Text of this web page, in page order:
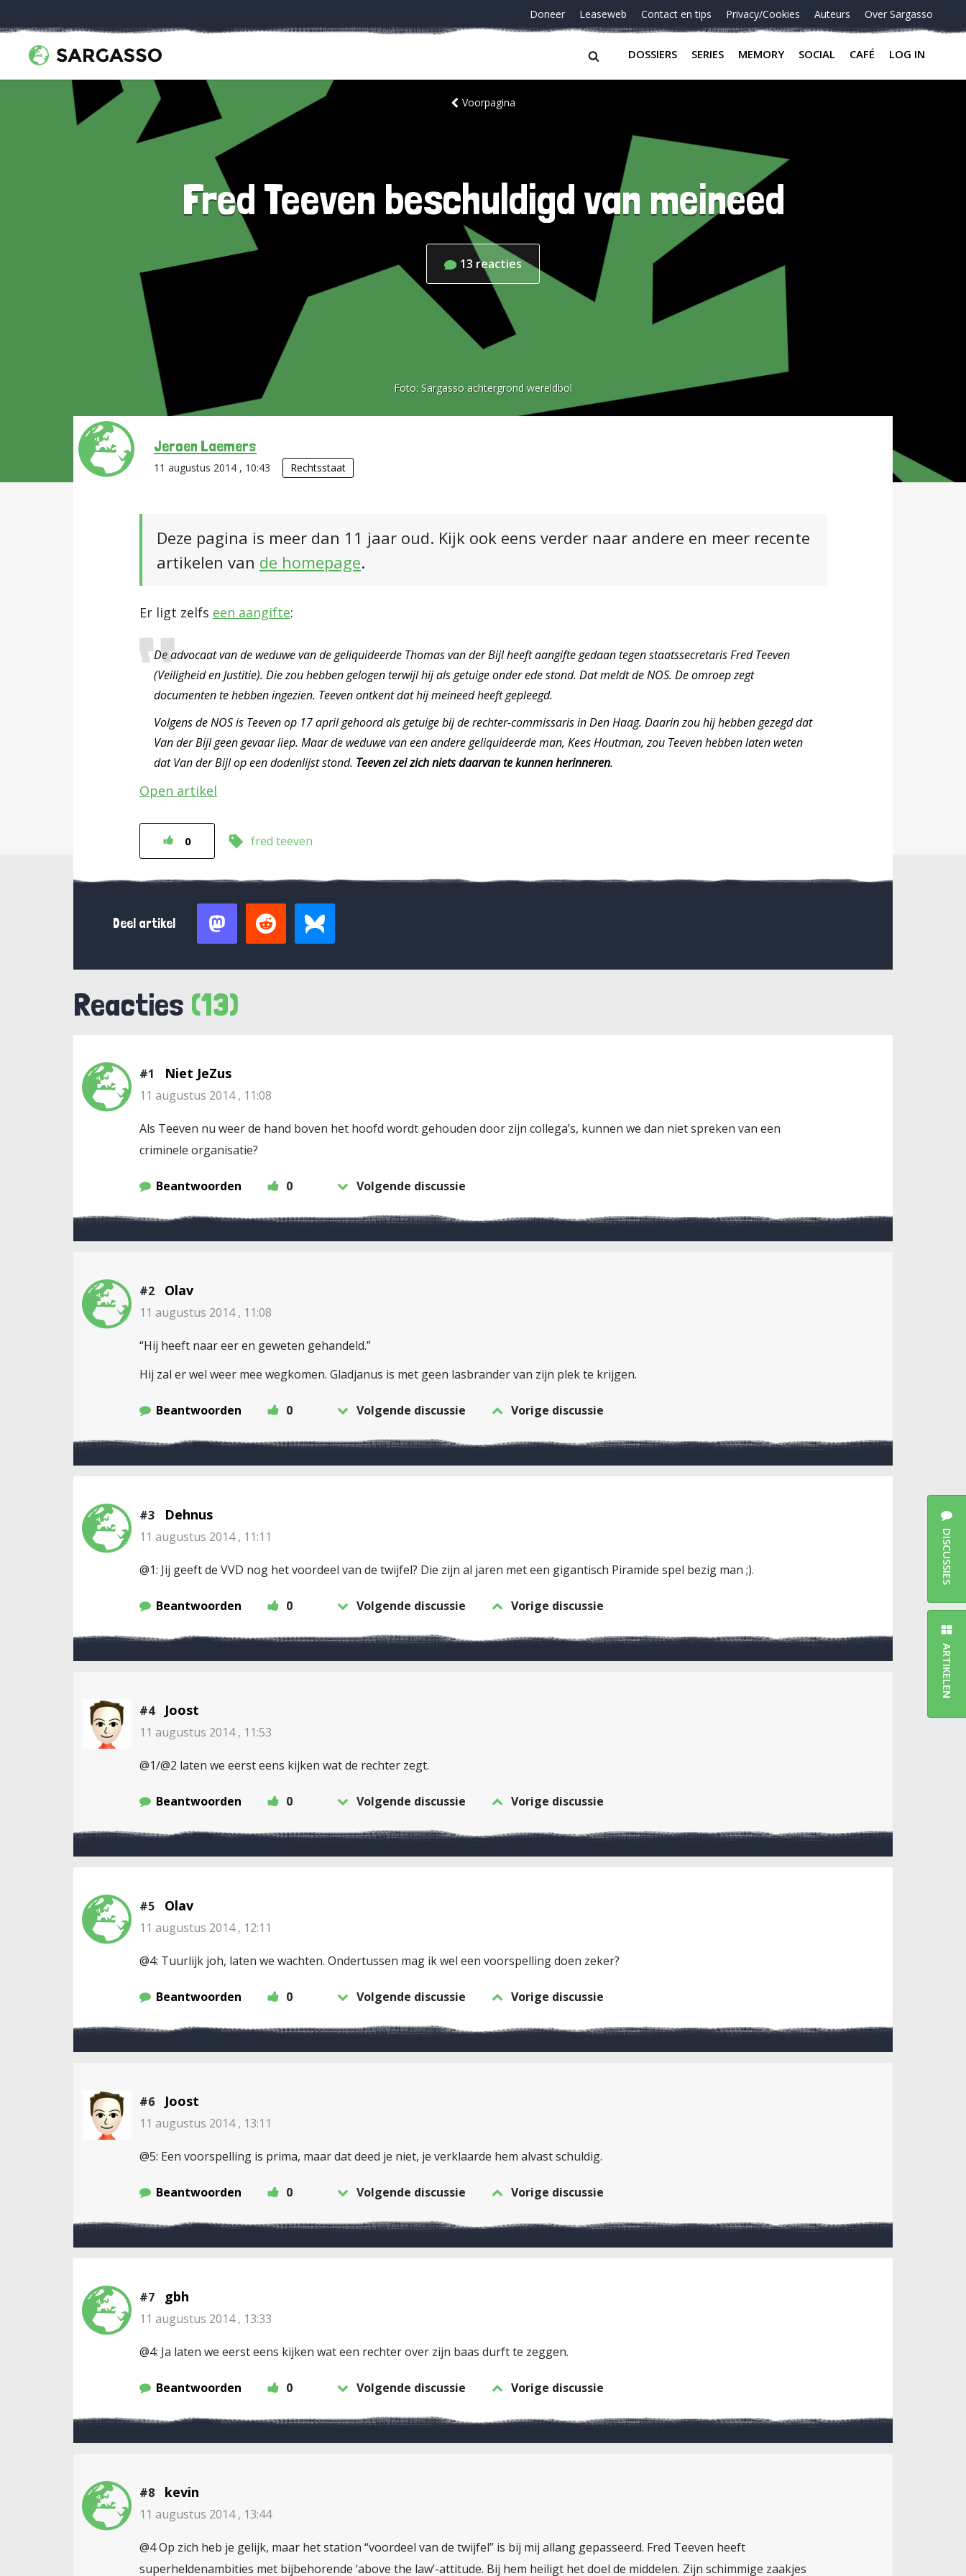
Doneer Leaseweb Contact en tips Privacy/Cookies Auteurs Over Sargasso
DOSSIERS SERIES MEMORY SOCIAL CAFÉ LOG IN
Voorpagina
Fred Teeven beschuldigd van meineed
13 reacties
Foto: Sargasso achtergrond wereldbol
Jeroen Laemers
11 augustus 2014 , 10:43 Rechtsstaat
Deze pagina is meer dan 11 jaar oud. Kijk ook eens verder naar andere en meer recente
artikelen van de homepage.
Er ligt zelfs een aangifte:
De advocaat van de weduwe van de geliquideerde Thomas van der Bijl heeft aangifte gedaan tegen staatssecretaris Fred Teeven
(Veiligheid en Justitie). Die zou hebben gelogen terwijl hij als getuige onder ede stond. Dat meldt de NOS. De omroep zegt
documenten te hebben ingezien. Teeven ontkent dat hij meineed heeft gepleegd.
Volgens de NOS is Teeven op 17 april gehoord als getuige bij de rechter-commissaris in Den Haag. Daarin zou hij hebben gezegd dat
Van der Bijl geen gevaar liep. Maar de weduwe van een andere geliquideerde man, Kees Houtman, zou Teeven hebben laten weten
dat Van der Bijl op een dodenlijst stond. Teeven zei zich niets daarvan te kunnen herinneren.
Open artikel
0 fred teeven
Deel artikel
Reacties (13)
#1 Niet JeZus
11 augustus 2014 , 11:08
Als Teeven nu weer de hand boven het hoofd wordt gehouden door zijn collega’s, kunnen we dan niet spreken van een
criminele organisatie?
Beantwoorden 0 Volgende discussie
#2 Olav
11 augustus 2014 , 11:08
“Hij heeft naar eer en geweten gehandeld.”
Hij zal er wel weer mee wegkomen. Gladjanus is met geen lasbrander van zijn plek te krijgen.
Beantwoorden 0 Volgende discussie Vorige discussie
#3 Dehnus
11 augustus 2014 , 11:11
@1: Jij geeft de VVD nog het voordeel van de twijfel? Die zijn al jaren met een gigantisch Piramide spel bezig man ;).
Beantwoorden 0 Volgende discussie Vorige discussie
#4 Joost
11 augustus 2014 , 11:53
@1/@2 laten we eerst eens kijken wat de rechter zegt.
Beantwoorden 0 Volgende discussie Vorige discussie
#5 Olav
11 augustus 2014 , 12:11
@4: Tuurlijk joh, laten we wachten. Ondertussen mag ik wel een voorspelling doen zeker?
Beantwoorden 0 Volgende discussie Vorige discussie
#6 Joost
11 augustus 2014 , 13:11
@5: Een voorspelling is prima, maar dat deed je niet, je verklaarde hem alvast schuldig.
Beantwoorden 0 Volgende discussie Vorige discussie
#7 gbh
11 augustus 2014 , 13:33
@4: Ja laten we eerst eens kijken wat een rechter over zijn baas durft te zeggen.
Beantwoorden 0 Volgende discussie Vorige discussie
#8 kevin
11 augustus 2014 , 13:44
@4 Op zich heb je gelijk, maar het station “voordeel van de twijfel” is bij mij allang gepasseerd. Fred Teeven heeft
superheldenambities met bijbehorende ‘above the law’-attitude. Bij hem heiligt het doel de middelen. Zijn schimmige zaakjes
DISCUSSIES
ARTIKELEN